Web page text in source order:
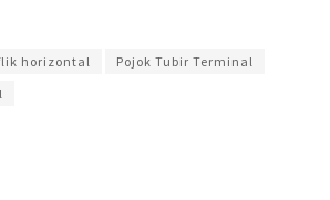
horizontal
Pojok Tubir Terminal